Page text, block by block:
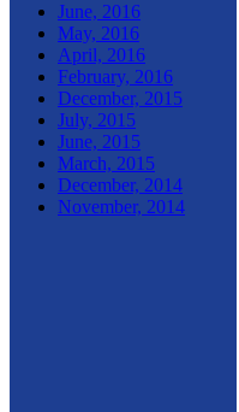
June, 2016
May, 2016
April, 2016
February, 2016
December, 2015
July, 2015
June, 2015
March, 2015
December, 2014
November, 2014